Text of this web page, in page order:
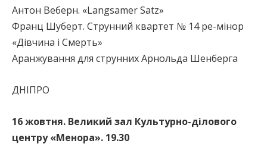
Aнтон Веберн. «Langsamer Satz»
Франц Шуберт. Струнний квартет № 14 ре-мінор
«Дівчина і Смерть»
Аранжування для струнних Арнольда Шенберга
ДНІПРО
16 жовтня. Великий зал Культурно-ділового
центру «Менора». 19.30